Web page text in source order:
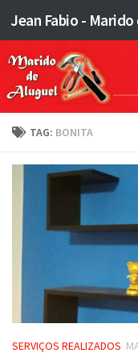
Skip to content
TAG: BONITA
SERVIÇOS REALIZADOS